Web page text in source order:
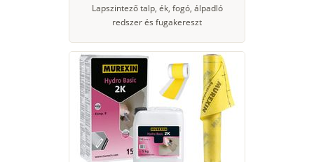
Lapszintező talp, ék, fogó, álpadló
redszer és fugakereszt